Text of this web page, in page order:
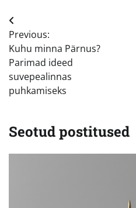
Navigeerimine
Previous:
Kuhu minna Pärnus?
Parimad ideed
suvepealinnas
puhkamiseks
Seotud postitused